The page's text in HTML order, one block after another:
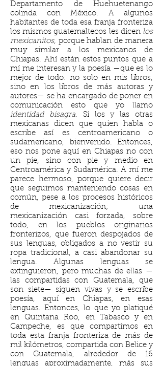
Departamento de Huehuetenango
colinda con México. A algunos
habitantes de toda esa franja fronteriza
los mismos guatemaltecos les dicen los
mexicanitos, porque hablan de manera
muy similar a los mexicanos de
Chiapas. Ahí están estos puntos que a
mí me interesan y la poesía —que es lo
mejor de todo: no solo en mis libros,
sino en los libros de más autoras y
autores— se ha encargado de poner en
comunicación esto que yo llamo
identidad bisagra. Si los y las otras
mexicanas dicen que quien habla o
escribe así es centroamericano o
sudamericano, bienvenido. Entonces,
eso nos pone aquí en Chiapas no con
un pie, sino con pie y medio en
Centroamérica y Sudamérica. A mí me
parece hermoso, porque quiere decir
que seguimos manteniendo cosas en
común, pese a los procesos históricos
de mexicanización; una
mexicanización casi forzada, sobre
todo, en los pueblos originarios
fronterizos, que fueron despojados de
sus lenguas, obligados a no vestir su
ropa tradicional, a casi abandonar su
lengua. Algunas lenguas se
extinguieron, pero muchas de ellas —
las compartidas con Guatemala, que
son siete— siguen vivas y se escribe
poesía, aquí en Chiapas, en esas
lenguas. Entonces, lo que yo platiqué
en Quintana Roo, en Tabasco y en
Campeche, es que compartimos en
toda esta franja fronteriza de más de
mil kilómetros, compartida con Belice y
con Guatemala, alrededor de 16
lenguas aproximadamente, más sus